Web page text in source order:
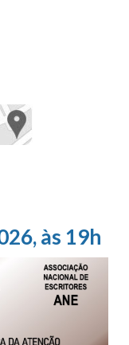
às 19h